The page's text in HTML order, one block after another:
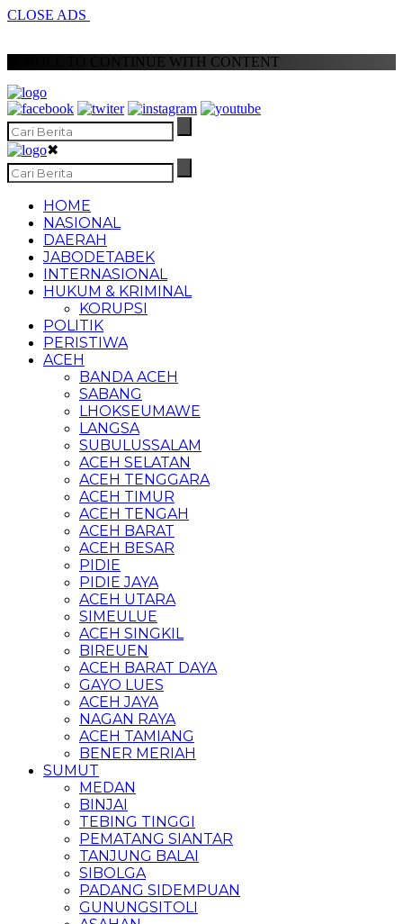
CLOSE ADS
SCROLL TO CONTINUE WITH CONTENT
✖
HOME
NASIONAL
DAERAH
JABODETABEK
INTERNASIONAL
HUKUM & KRIMINAL
KORUPSI
POLITIK
PERISTIWA
ACEH
BANDA ACEH
SABANG
LHOKSEUMAWE
LANGSA
SUBULUSSALAM
ACEH SELATAN
ACEH TENGGARA
ACEH TIMUR
ACEH TENGAH
ACEH BARAT
ACEH BESAR
PIDIE
PIDIE JAYA
ACEH UTARA
SIMEULUE
ACEH SINGKIL
BIREUEN
ACEH BARAT DAYA
GAYO LUES
ACEH JAYA
NAGAN RAYA
ACEH TAMIANG
BENER MERIAH
SUMUT
MEDAN
BINJAI
TEBING TINGGI
PEMATANG SIANTAR
TANJUNG BALAI
SIBOLGA
PADANG SIDEMPUAN
GUNUNGSITOLI